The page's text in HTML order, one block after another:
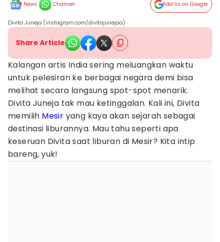
News Channel Add Us on Google
Divita Juneja (instagram.com/divitajunejaa)
Share Article
Kalangan artis India sering meluangkan waktu
untuk pelesiran ke berbagai negara demi bisa
melihat secara langsung spot-spot menarik.
Divita Juneja tak mau ketinggalan. Kali ini, Divita
memilih Mesir yang kaya akan sejarah sebagai
destinasi liburannya. Mau tahu seperti apa
keseruan Divita saat liburan di Mesir? Kita intip
bareng, yuk!